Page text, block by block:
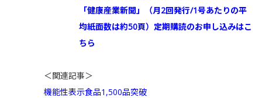
「健康産業新聞」（月2回発行/1号あたりの平
均紙面数は約50頁）定期購読のお申し込みはこ
ちら
＜関連記事＞
機能性表示食品1,500品突破